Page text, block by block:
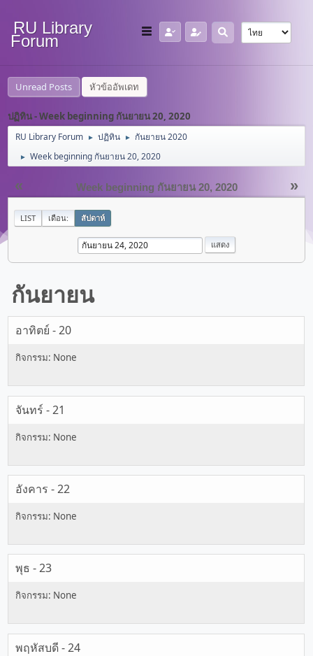
RU Library
Forum
Unread Posts หัวข้ออัพเดท
ปฏิทิน - Week beginning กันยายน 20, 2020
RU Library Forum ► ปฏิทิน ► กันยายน 2020
► Week beginning กันยายน 20, 2020
« »
Week beginning กันยายน 20, 2020
LIST เดือน: สัปดาห์
กันยายน
อาทิตย์ - 20
จันทร์ - 21
อังคาร - 22
พุธ - 23
พฤหัสบดี - 24